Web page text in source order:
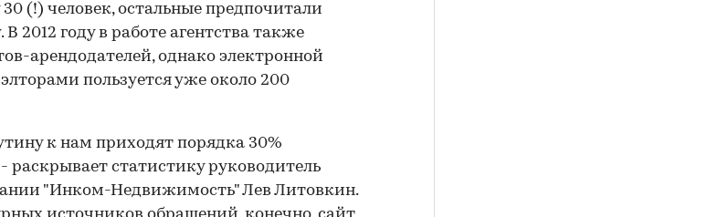
(!) человек, остальные предпочитали
2012 году в работе агентства также
арендодателей, однако электронной
пользуется уже около 200
к нам приходят порядка 30%
раскрывает статистику руководитель
"Инком-Недвижимость" Лев Литовкин.